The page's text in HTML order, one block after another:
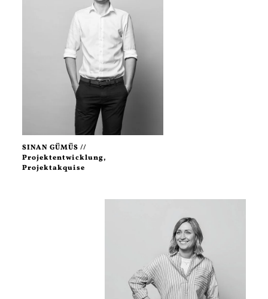
SINAN GÜMÜS //
Projektentwicklung,
Projektakquise